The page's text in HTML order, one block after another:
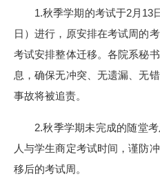
1.秋季学期的考试于2月13
日）进行，原安排在考试周的
考试安排整体迁移。各院系秘
息，确保无冲突、无遗漏、无
事故将被追责。
2.秋季学期未完成的随堂
人与学生商定考试时间，谨防
移后的考试周。